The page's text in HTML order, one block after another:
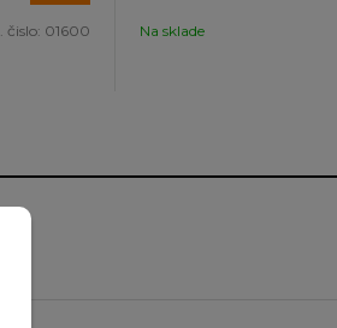
čislo: 01600
ktoré tvoria jej hlavnú zložku.
Na sklade